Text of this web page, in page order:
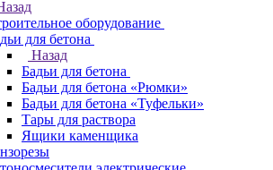
оборудование
для бетона
Назад
Бадьи для бетона
Бадьи для бетона «Рюмки»
Бадьи для бетона «Туфельки»
Тары для раствора
Ящики каменщика